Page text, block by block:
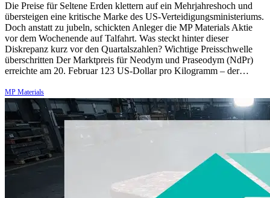
Die Preise für Seltene Erden klettern auf ein Mehrjahreshoch und
übersteigen eine kritische Marke des US-Verteidigungsministeriums.
Doch anstatt zu jubeln, schickten Anleger die MP Materials Aktie
vor dem Wochenende auf Talfahrt. Was steckt hinter dieser
Diskrepanz kurz vor den Quartalszahlen? Wichtige Preisschwelle
überschritten Der Marktpreis für Neodym und Praseodym (NdPr)
erreichte am 20. Februar 123 US-Dollar pro Kilogramm – der…
MP Materials